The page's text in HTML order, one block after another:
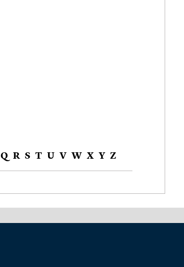
Q R S T U V W X Y Z